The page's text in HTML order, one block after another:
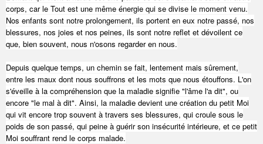
corps, car le Tout est une même énergie qui se divise le moment venu.
Nos enfants sont notre prolongement, ils portent en eux notre passé, nos
blessures, nos joies et nos peines, ils sont notre reflet et dévoilent ce
que, bien souvent, nous n'osons regarder en nous.
Depuis quelque temps, un chemin se fait, lentement mais sûrement,
entre les maux dont nous souffrons et les mots que nous étouffons. L'on
s'éveille à la compréhension que la maladie signifie "l'âme l'a dit", ou
encore "le mal à dit". Ainsi, la maladie devient une création du petit Moi
qui vit encore trop souvent à travers ses blessures, qui croule sous le
poids de son passé, qui peine à guérir son insécurité intérieure, et ce petit
Moi souffrant rend le corps malade.